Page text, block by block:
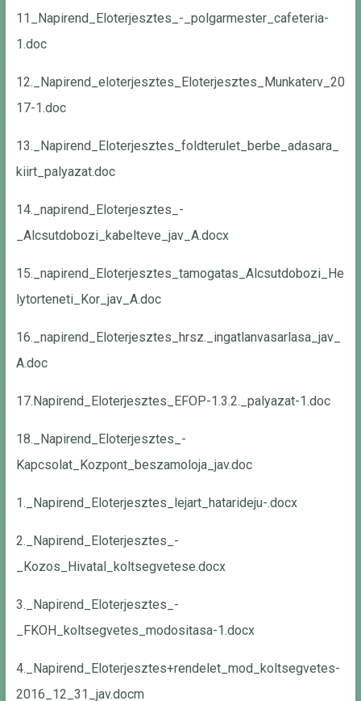
11_Napirend_Eloterjesztes_-_polgarmester_cafeteria-
1.doc
12._Napirend_eloterjesztes_Eloterjesztes_Munkaterv_20
17-1.doc
13._Napirend_Eloterjesztes_foldterulet_berbe_adasara_
kiirt_palyazat.doc
14._napirend_Eloterjesztes_-
_Alcsutdobozi_kabelteve_jav_A.docx
15._napirend_Eloterjesztes_tamogatas_Alcsutdobozi_He
lytorteneti_Kor_jav_A.doc
16._napirend_Eloterjesztes_hrsz._ingatlanvasarlasa_jav_
A.doc
17.Napirend_Eloterjesztes_EFOP-1.3.2._palyazat-1.doc
18._Napirend_Eloterjesztes_-
Kapcsolat_Kozpont_beszamoloja_jav.doc
1._Napirend_Eloterjesztes_lejart_hatarideju-.docx
2._Napirend_Eloterjesztes_-
_Kozos_Hivatal_koltsegvetese.docx
3._Napirend_Eloterjesztes_-
_FKOH_koltsegvetes_modositasa-1.docx
4._Napirend_Eloterjesztes+rendelet_mod_koltsegvetes-
2016_12_31_jav.docm